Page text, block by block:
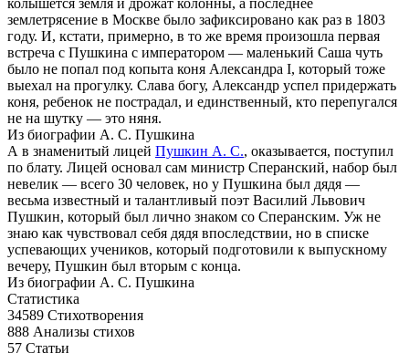
колышется земля и дрожат колонны, а последнее
землетрясение в Москве было зафиксировано как раз в 1803
году. И, кстати, примерно, в то же время произошла первая
встреча с Пушкина с императором — маленький Саша чуть
было не попал под копыта коня Александра I, который тоже
выехал на прогулку. Слава богу, Александр успел придержать
коня, ребенок не пострадал, и единственный, кто перепугался
не на шутку — это няня.
Из биографии А. С. Пушкина
А в знаменитый лицей Пушкин А. С., оказывается, поступил
по блату. Лицей основал сам министр Сперанский, набор был
невелик — всего 30 человек, но у Пушкина был дядя —
весьма известный и талантливый поэт Василий Львович
Пушкин, который был лично знаком со Сперанским. Уж не
знаю как чувствовал себя дядя впоследствии, но в списке
успевающих учеников, который подготовили к выпускному
вечеру, Пушкин был вторым с конца.
Из биографии А. С. Пушкина
Статистика
34589 Стихотворения
888 Анализы стихов
57 Статьи